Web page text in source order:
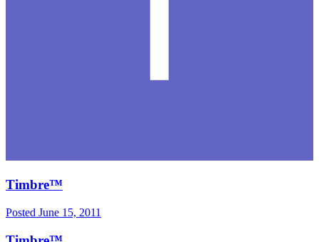
Timbre™
Posted June 15, 2011